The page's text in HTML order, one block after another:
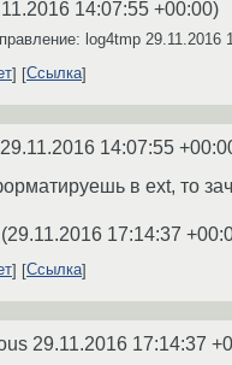
14:07:55 +00:00)
log4tmp 29.11.2016
Ссылка
29.11.2016 14:07:55
в ext, то
(29.11.2016 17:14:37
Ссылка
29.11.2016 17:14:37